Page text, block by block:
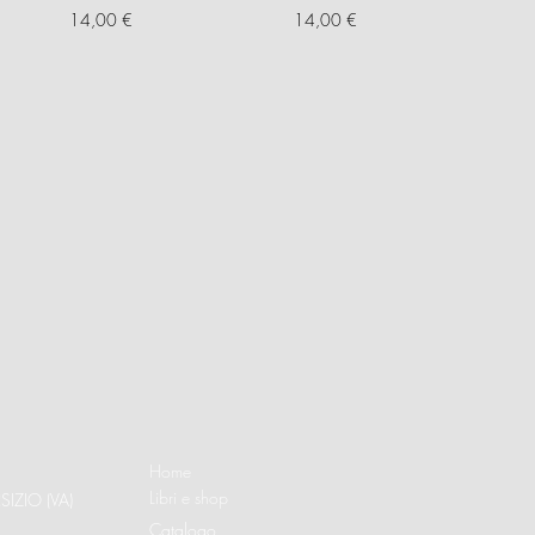
Prezzo
14,00 €
Prezzo
14,00 €
(VA)
Catalogo